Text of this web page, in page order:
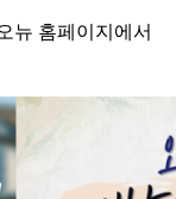
뉴 홈페이지에서